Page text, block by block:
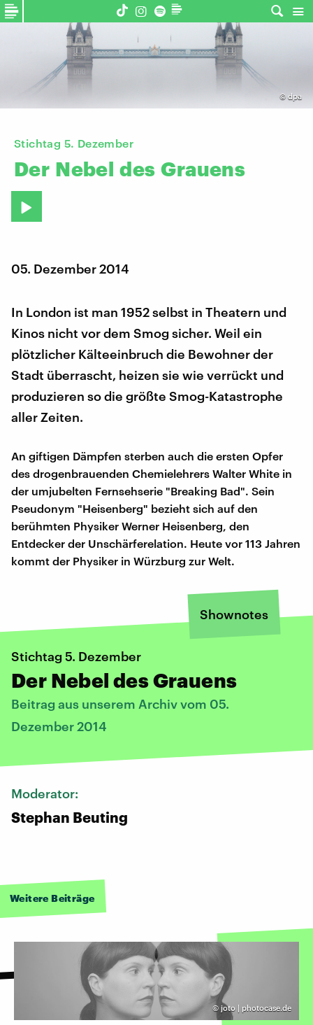
© dpa
Stichtag 5. Dezember
Der Nebel des Grauens
05. Dezember 2014
In London ist man 1952 selbst in Theatern und
Kinos nicht vor dem Smog sicher. Weil ein
plötzlicher Kälteeinbruch die Bewohner der
Stadt überrascht, heizen sie wie verrückt und
produzieren so die größte Smog-Katastrophe
aller Zeiten.
An giftigen Dämpfen sterben auch die ersten Opfer
des drogenbrauenden Chemielehrers Walter White in
der umjubelten Fernsehserie "Breaking Bad". Sein
Pseudonym "Heisenberg" bezieht sich auf den
berühmten Physiker Werner Heisenberg, den
Entdecker der Unschärferelation. Heute vor 113 Jahren
kommt der Physiker in Würzburg zur Welt.
Shownotes
Stichtag 5. Dezember
Der Nebel des Grauens
Beitrag aus unserem Archiv vom 05.
Dezember 2014
Moderator:
Stephan Beuting
Weitere Beiträge
© joto | photocase.de